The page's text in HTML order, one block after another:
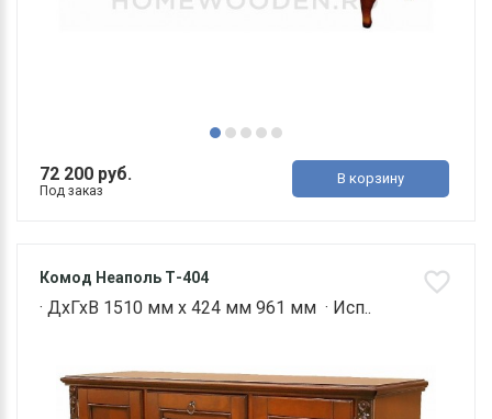
72 200 руб.
Под заказ
В корзину
Комод Неаполь Т-404
· ДхГхВ 1510 мм х 424 мм 961 мм · Исп..